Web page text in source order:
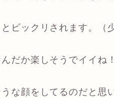
ビックリされます。（
だか楽しそうでイイね
な顔をしてるのだと思